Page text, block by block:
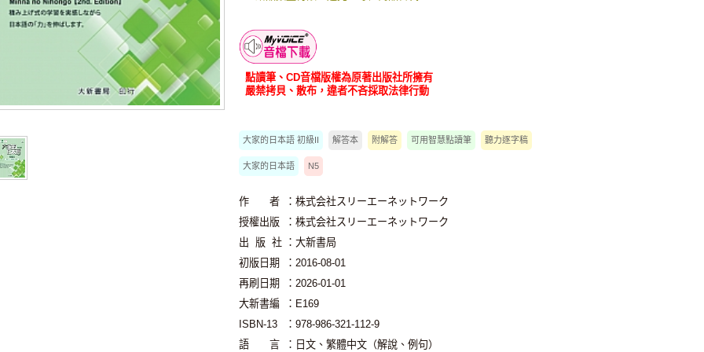
點讀筆、CD音檔版權為原著出版社所擁有
嚴禁拷貝、散布，違者不吝採取法律行動
大家的日本語 初級II 解答本 附解答 可用智慧點讀筆 聽力逐字稿
大家的日本語 N5
作 者
：株式会社スリーエーネットワーク
授權出版
：株式会社スリーエーネットワーク
出 版 社 ：大新書局
初版日期
：2016-08-01
再刷日期
：2026-01-01
大新書編
：E169
ISBN-13
：978-986-321-112-9
語 言
：日文、繁體中文（解說、例句）